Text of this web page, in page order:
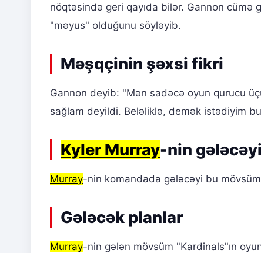
nöqtəsində geri qayıda bilər. Gannon cümə
"məyus" olduğunu söyləyib.
Məşqçinin şəxsi fikri
Gannon deyib: "Mən sadəcə oyun qurucu
sağlam deyildi. Beləliklə, demək istədiyim
Kyler Murray-nin
Murray-nin komandada gələcəyi bu
Gələcək planlar
Murray-nin gələn mövsüm "Kardinals"ın